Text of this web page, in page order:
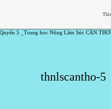
5 _Trung hoc Nông Lâm Súc CẦN
thnlscantho-5